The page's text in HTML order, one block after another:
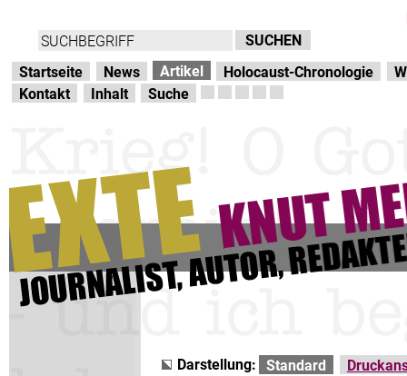
Startseite News Artikel Holocaust-Chronologie
Kontakt
Inhalt Suche
Darstellung: Standard